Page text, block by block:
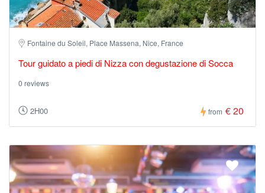
Fontaine du Soleil, Place Massena, Nice, France
Tour guidato a piedi di Nizza con degustazione di Socca
0 reviews
2H00 from € 20